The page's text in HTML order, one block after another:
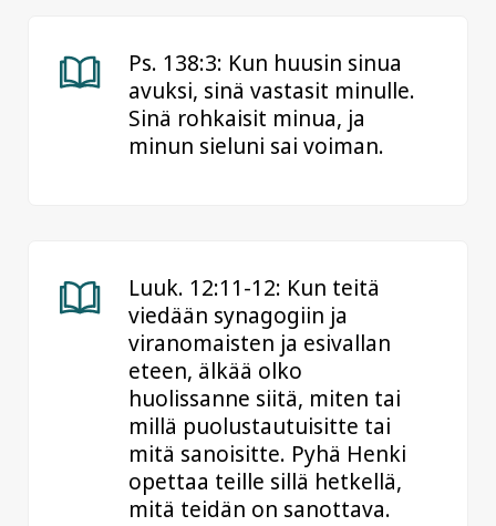
Ps. 138:3: Kun huusin sinua
avuksi, sinä vastasit minulle.
Sinä rohkaisit minua, ja
minun sieluni sai voiman.
Luuk. 12:11-12: Kun teitä
viedään synagogiin ja
viranomaisten ja esivallan
eteen, älkää olko
huolissanne siitä, miten tai
millä puolustautuisitte tai
mitä sanoisitte. Pyhä Henki
opettaa teille sillä hetkellä,
mitä teidän on sanottava.